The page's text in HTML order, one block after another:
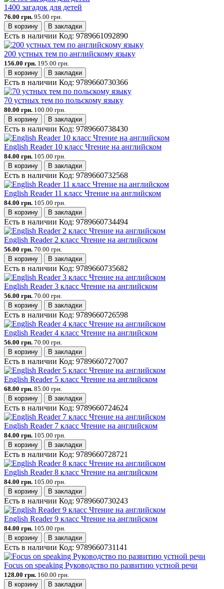
1400 загадок для детей
76.00 грн. 95.00 грн.
В корзину
В закладки
Есть в наличии Код: 9789661092890
200 устных тем по английскому языку
156.00 грн. 195.00 грн.
В корзину
В закладки
Есть в наличии Код: 9789660730366
70 устных тем по польскому языку
80.00 грн. 100.00 грн.
В корзину
В закладки
Есть в наличии Код: 9789660738430
English Reader 10 класс Чтение на английском
84.00 грн. 105.00 грн.
В корзину
В закладки
Есть в наличии Код: 9789660732568
English Reader 11 класс Чтение на английском
84.00 грн. 105.00 грн.
В корзину
В закладки
Есть в наличии Код: 9789660734494
English Reader 2 класс Чтение на английском
56.00 грн. 70.00 грн.
В корзину
В закладки
Есть в наличии Код: 9789660735682
English Reader 3 класс Чтение на английском
56.00 грн. 70.00 грн.
В корзину
В закладки
Есть в наличии Код: 9789660726598
English Reader 4 класс Чтение на английском
56.00 грн. 70.00 грн.
В корзину
В закладки
Есть в наличии Код: 9789660727007
English Reader 5 класс Чтение на английском
68.00 грн. 85.00 грн.
В корзину
В закладки
Есть в наличии Код: 9789660724624
English Reader 7 класс Чтение на английском
84.00 грн. 105.00 грн.
В корзину
В закладки
Есть в наличии Код: 9789660728721
English Reader 8 класс Чтение на английском
84.00 грн. 105.00 грн.
В корзину
В закладки
Есть в наличии Код: 9789660730243
English Reader 9 класс Чтение на английском
84.00 грн. 105.00 грн.
В корзину
В закладки
Есть в наличии Код: 9789660731141
Focus on speaking Руководство по развитию устной речи
128.00 грн. 160.00 грн.
В корзину
В закладки